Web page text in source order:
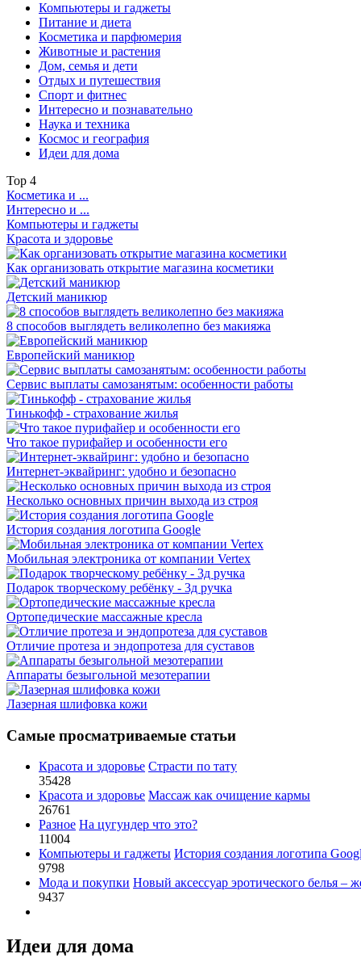
Компьютеры и гаджеты
Питание и диета
Косметика и парфюмерия
Животные и растения
Дом, семья и дети
Отдых и путешествия
Спорт и фитнес
Интересно и познавательно
Наука и техника
Космос и география
Идеи для дома
Top 4
Косметика и ...
Интересно и ...
Компьютеры и гаджеты
Красота и здоровье
Как организовать открытие магазина косметики
Детский маникюр
8 способов выглядеть великолепно без макияжа
Европейский маникюр
Сервис выплаты самозанятым: особенности работы
Тинькофф - страхование жилья
Что такое пурифайер и особенности его
Интернет-эквайринг: удобно и безопасно
Несколько основных причин выхода из строя
История создания логотипа Google
Мобильная электроника от компании Vertex
Подарок творческому ребёнку - 3д ручка
Ортопедические массажные кресла
Отличие протеза и эндопротеза для суставов
Аппараты безыгольной мезотерапии
Лазерная шлифовка кожи
Самые просматриваемые статьи
Красота и здоровье Страсти по тату
35428
Красота и здоровье Массаж как очищение кармы
26761
Разное На цугундер что это?
11004
Компьютеры и гаджеты История создания логотипа
9798
Мода и покупки Новый аксессуар эротического белья –
9437
Идеи для дома